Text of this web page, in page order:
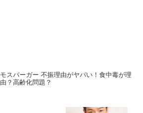
モスバーガー 不振理由がヤバい！食中毒が理
由？高齢化問題？